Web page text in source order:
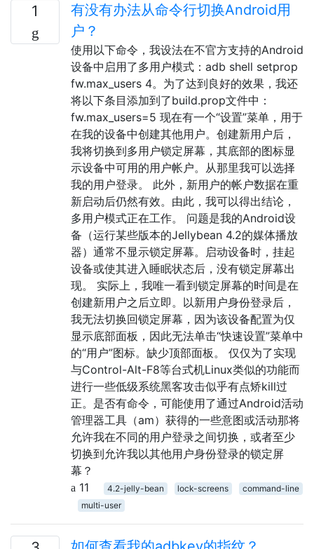
1
有没有办法从命令行切换Android用
户？
使用以下命令，我设法在不官方支持的Android
设备中启用了多用户模式：adb shell setprop
fw.max_users 4。为了达到良好的效果，我还
将以下条目添加到了build.prop文件中：
fw.max_users=5 现在有一个“设置”菜单，用于
在我的设备中创建其他用户。创建新用户后，
我将切换到多用户锁定屏幕，其底部的图标显
示设备中可用的用户帐户。从那里我可以选择
我的用户登录。 此外，新用户的帐户数据在重
新启动后仍然有效。由此，我可以得出结论，
多用户模式正在工作。 问题是我的Android设
备（运行某些版本的Jellybean 4.2的媒体播放
器）通常不显示锁定屏幕。启动设备时，挂起
设备或使其进入睡眠状态后，没有锁定屏幕出
现。 实际上，我唯一看到锁定屏幕的时间是在
创建新用户之后立即。以新用户身份登录后，
我无法切换回锁定屏幕，因为该设备配置为仅
显示底部面板，因此无法单击“快速设置”菜单中
的“用户”图标。缺少顶部面板。 仅仅为了实现
与Control-Alt-F8等台式机Linux类似的功能而
进行一些低级系统黑客攻击似乎有点矫kill过
正。是否有命令，可能使用了通过Android活动
管理器工具（am）获得的一些意图或活动那将
允许我在不同的用户登录之间切换，或者至少
切换到允许我以其他用户身份登录的锁定屏
幕？
11
4.2-jelly-bean lock-screens
command-line
multi-user